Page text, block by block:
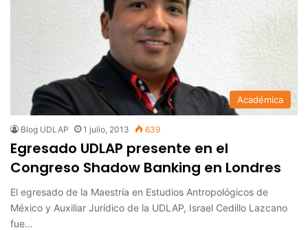
Académica
Blog UDLAP 1 julio, 2013 639
Egresado UDLAP presente en el
Congreso Shadow Banking en Londres
El egresado de la Maestría en Estudios Antropológicos de
México y Auxiliar Jurídico de la UDLAP, Israel Cedillo Lazcano
fue…